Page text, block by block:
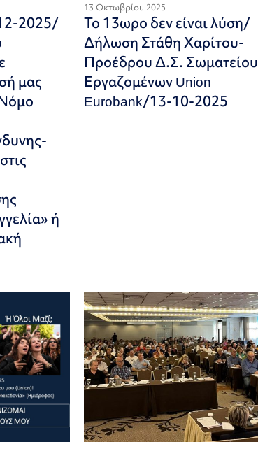
2025/
μας
ή
13 Οκτωβρίου 2025
Το 13ωρο δεν είναι λύση/
Δήλωση Στάθη Χαρίτου-
Προέδρου Δ.Σ. Σωματείου
Εργαζομένων Union
Eurobank/13-10-2025